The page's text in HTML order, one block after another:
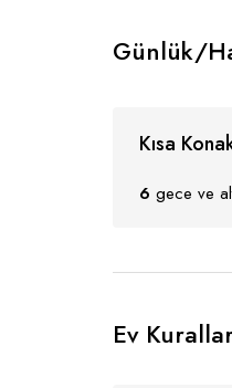
Günlük/
Kısa
6 gece ve
Ev